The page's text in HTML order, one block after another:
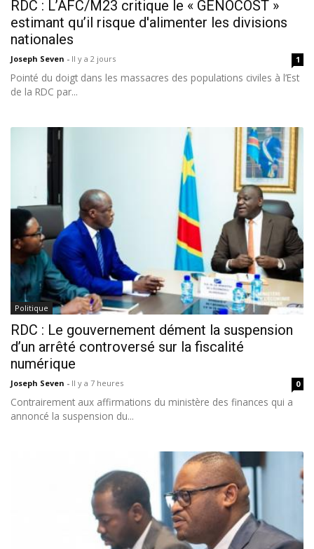
RDC : L’AFC/M23 critique le « GENOCOST »
estimant qu’il risque d'alimenter les divisions
nationales
Joseph Seven - Il y a 2 jours 1
Pointé du doigt dans les massacres des populations civiles à l’Est
de la RDC par...
Politique
RDC : Le gouvernement dément la suspension
d’un arrêté controversé sur la fiscalité
numérique
Joseph Seven - Il y a 7 heures 0
Contrairement aux affirmations du ministère des finances qui a
annoncé la suspension du...